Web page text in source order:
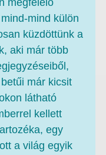
megfelelő
mind külön
küzdöttünk a
aki már több
már kicsit
látható
kellett
egy
a világ egyik